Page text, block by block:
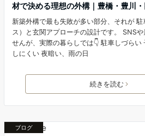
材で決める理想の外構｜豊橋・豊川
新築外構で最も失敗が多い部分、それが
ス）と玄関アプローチの設計です。 SNS
せんが、実際の暮らしでは👇 駐車しづらい
しにくい 夜暗い、雨の日
続きを読む
ブログ